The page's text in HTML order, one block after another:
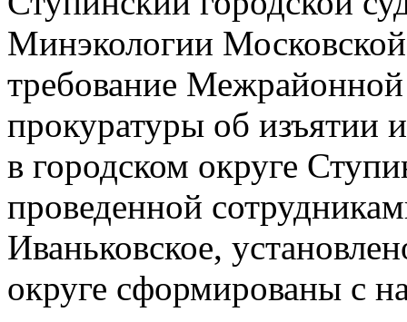
Минэкологии Московской
требование
прокуратуры об изъятии
в городском округе
проведенной
Иваньковское,
округе сформированы с